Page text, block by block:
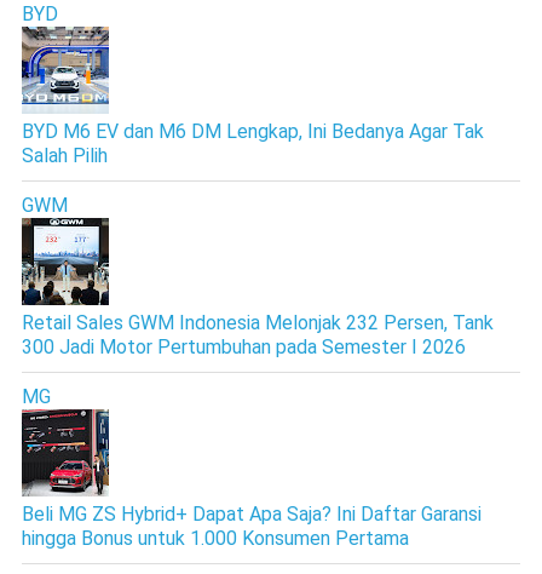
BYD
BYD M6 EV dan M6 DM Lengkap, Ini Bedanya Agar Tak
Salah Pilih
GWM
Retail Sales GWM Indonesia Melonjak 232 Persen, Tank
300 Jadi Motor Pertumbuhan pada Semester I 2026
MG
Beli MG ZS Hybrid+ Dapat Apa Saja? Ini Daftar Garansi
hingga Bonus untuk 1.000 Konsumen Pertama